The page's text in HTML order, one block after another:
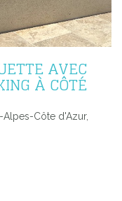
AVEC
À CÔTÉ
Côte d'Azur,